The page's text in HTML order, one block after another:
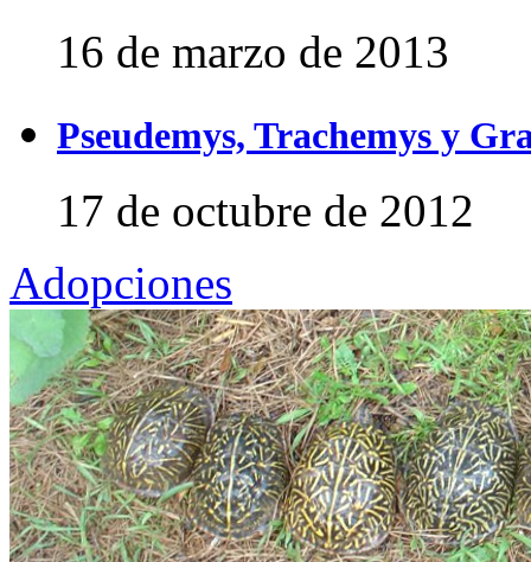
16 de marzo de 2013
Pseudemys, Trachemys y
17 de octubre de 2012
Adopciones